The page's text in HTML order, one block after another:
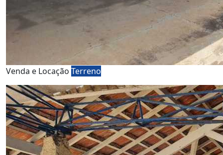
Venda e Locação Terreno